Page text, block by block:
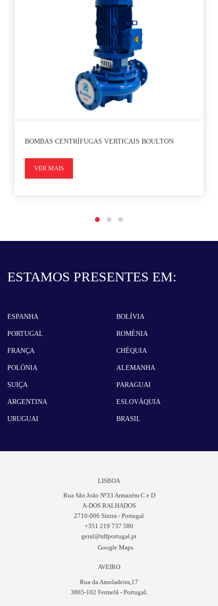
BOMBAS CENTRÍFUGAS VERTICAIS BOULTON
VER MAIS
ESTAMOS PRESENTES EM:
ESPANHA
PORTUGAL
FRANÇA
POLÓNIA
SUIÇA
ARGENTINA
URUGUAI
BOLÍVIA
ROMÉNIA
CHÉQUIA
ALEMANHA
PARAGUAI
ESLOVÁQUIA
BRASIL
LISBOA
Rua São João Nº33 Armazém C e D
A-DOS RALHADOS
2710-006 Sintra - Portugal
+351 219 737 580
geral@tdfportugal.pt
Google Maps
AVEIRO
Rua da Amoladeira,17
3865-102 Fermelã - PortugaL